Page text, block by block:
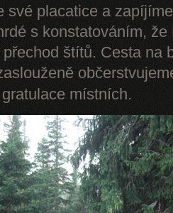
své placatice a
s konstatováním,
štítů. Cesta na
místních.